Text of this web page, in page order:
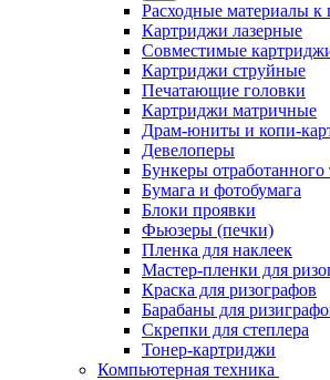
Расходные материалы к
Картриджи лазерные
Совместимые
Картриджи струйные
Печатающие головки
Картриджи матричные
Драм-юниты и копи-
Девелоперы
Бункеры отработанного
Бумага и фотобумага
Блоки проявки
Фьюзеры (печки)
Пленка для наклеек
Мастер-пленки для
Краска для ризографов
Барабаны для
Скрепки для степлера
Тонер-картриджи
Компьютерная техника